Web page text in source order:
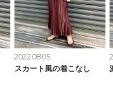
2022.08.05
スカート風の着こなし